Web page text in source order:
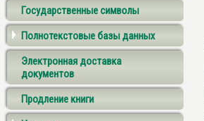
Государственные символы
Полнотекстовые базы данных
Электронная доставка
документов
Продление книги